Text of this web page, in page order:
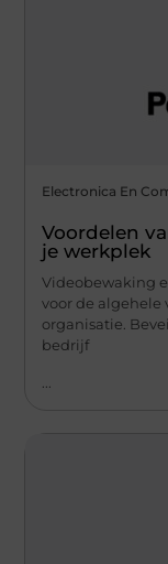
Electronica En
Voordelen
je werkplek
Videobewaking
voor de
organisatie.
bedrijf